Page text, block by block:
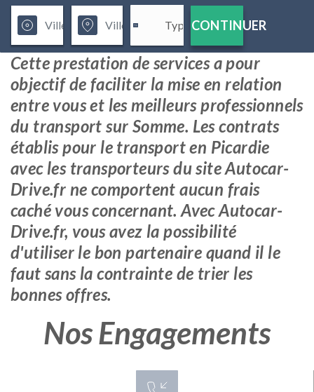
CONTINUER
Cette prestation de services a pour
objectif de faciliter la mise en relation
entre vous et les meilleurs professionnels
du transport sur Somme. Les contrats
établis pour le transport en Picardie
avec les transporteurs du site Autocar-
Drive.fr ne comportent aucun frais
caché vous concernant. Avec Autocar-
Drive.fr, vous avez la possibilité
d'utiliser le bon partenaire quand il le
faut sans la contrainte de trier les
bonnes offres.
Nos Engagements